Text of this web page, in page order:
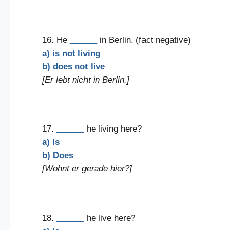
16. He
in Berlin. (fact negative)
a) is not living
b) does not live
[Er lebt nicht in Berlin.]
17.
he living here?
a) Is
b) Does
[Wohnt er gerade hier?]
18.
he live here?